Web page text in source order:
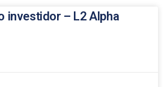
investidor – L2 Alpha